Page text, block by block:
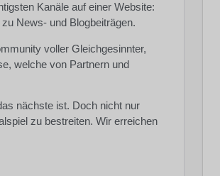
Kanäle auf einer Website:
News- und Blogbeiträgen.
voller Gleichgesinnter,
welche von Partnern und
nächste ist. Doch nicht nur
zu bestreiten. Wir erreichen